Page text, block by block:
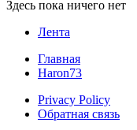
Здесь пока ничего нет
Лента
Главная
Haron73
Privacy Policy
Обратная связь